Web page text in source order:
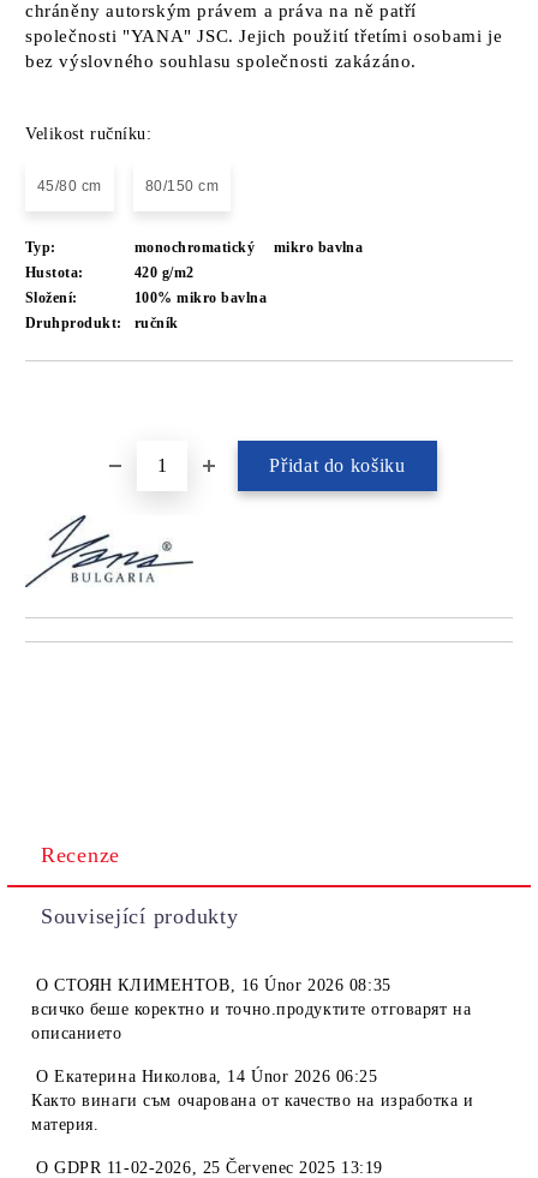
chráněny autorským právem a práva na ně patří
společnosti "YANA" JSC. Jejich použití třetími osobami je
bez výslovného souhlasu společnosti zakázáno.
Velikost ručníku:
45/80 cm 80/150 cm
Typ: monochromatický
mikro bavlna
Hustota:
420 g/m2
Složení:
100% mikro bavlna
Druhprodukt:
ručník
Recenze
Související produkty
OСТОЯН КЛИМЕНТОВ, 16 Únor 2026 08:35
всичко беше коректно и точно.продуктите отговарят на
описанието
OЕкатерина Николова, 14 Únor 2026 06:25
Както винаги съм очарована от качество на изработка и
материя.
OGDPR 11-02-2026, 25 Červenec 2025 13:19